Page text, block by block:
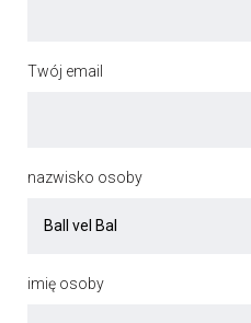
Twój email
nazwisko osoby
imię osoby